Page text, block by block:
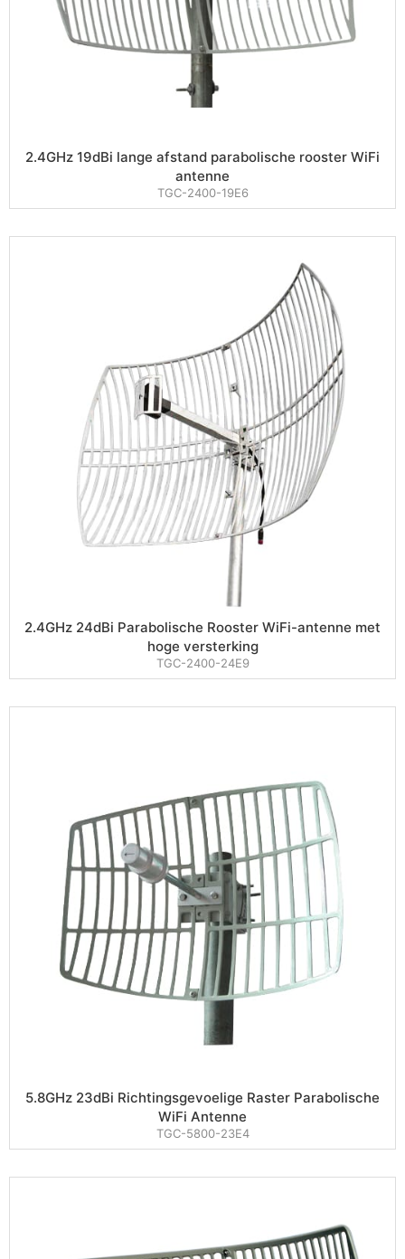
2.4GHz 19dBi lange afstand parabolische rooster WiFi
antenne
TGC-2400-19E6
2.4GHz 24dBi Parabolische Rooster WiFi-antenne met
hoge versterking
TGC-2400-24E9
5.8GHz 23dBi Richtingsgevoelige Raster Parabolische
WiFi Antenne
TGC-5800-23E4